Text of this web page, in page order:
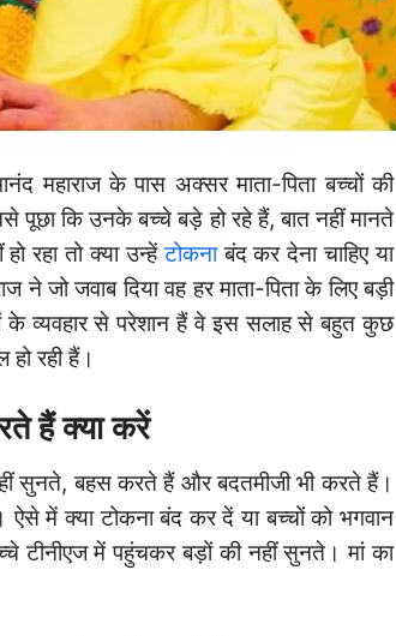
महाराज के पास अक्सर माता-पिता बच्चों की
कि उनके बच्चे बड़े हो रहे हैं, बात नहीं मानते
रहा तो क्या उन्हेंटोकनाबंद कर देना चाहिए या
ने जो जवाब दिया वह हर माता-पिता के लिए बड़ी
के व्यवहार से परेशान हैं वे इस सलाह से बहुत कुछ
रही हैं।
हैं क्या करें
सुनते, बहस करते हैं और बदतमीजी भी करते हैं।
ऐसे में क्या टोकना बंद कर दें या बच्चों को भगवान
में पहुंचकर बड़ों की नहीं सुनते। मां का